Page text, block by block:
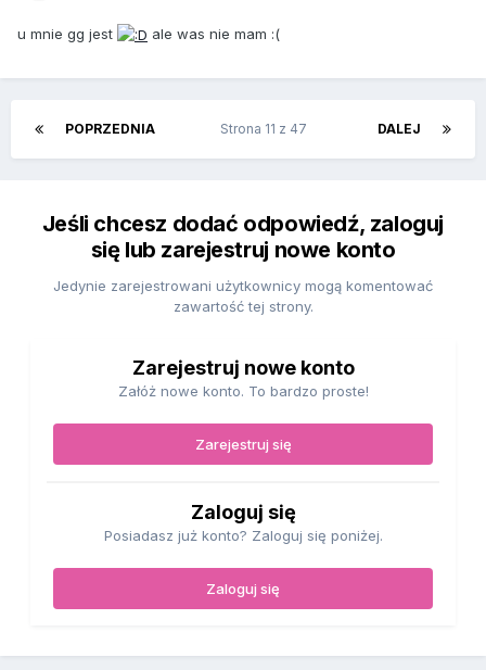
u mnie gg jest ale was nie mam :(
POPRZEDNIA DALEJ
Strona 11 z 47
Jeśli chcesz dodać odpowiedź, zaloguj
się lub zarejestruj nowe konto
Jedynie zarejestrowani użytkownicy mogą komentować
zawartość tej strony.
Zarejestruj nowe konto
Załóż nowe konto. To bardzo proste!
Zarejestruj się
Zaloguj się
Posiadasz już konto? Zaloguj się poniżej.
Zaloguj się